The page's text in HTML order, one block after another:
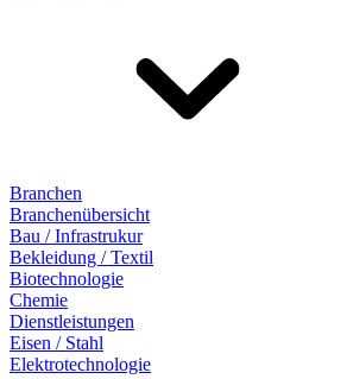
Branchen
Branchenübersicht
Bau / Infrastrukur
Bekleidung / Textil
Biotechnologie
Chemie
Dienstleistungen
Eisen / Stahl
Elektrotechnologie